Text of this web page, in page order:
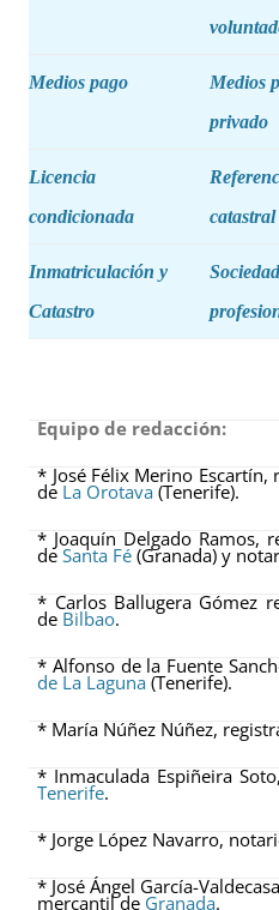
Medios pago
Medios
privado
Licencia
condicionada
catastral
Inmatriculación y
Catastro
Equipo de redacción:
* José Félix Merino
de La Orotava (Tenerife).
* Joaquín Delgado Ramos,
deSanta Fé (Granada) y
* Carlos Ballugera Gómez
de Bilbao.
* Alfonso de la Fuente
de La Laguna(Tenerife).
* María Núñez Núñez,
* Inmaculada Espiñeira
Tenerife.
* Jorge López Navarro,
* José Ángel García-
mercantil de Granada.